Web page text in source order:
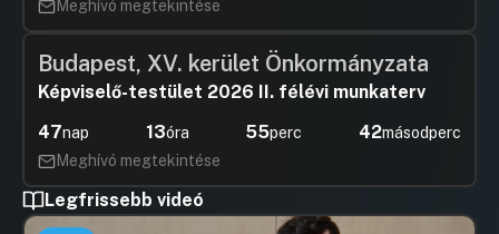
Meghívó megtekintése
Budapest, XV. kerület Önkormányzata
Képviselő-testület 2026 II. félévi munkaterv
47nap 13óra 55perc 41másodperc
Meghívó megtekintése
Legfrissebb videó